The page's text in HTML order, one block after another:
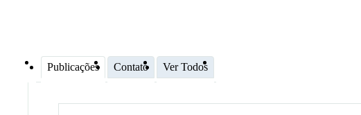
Publicações Contato Ver Todos